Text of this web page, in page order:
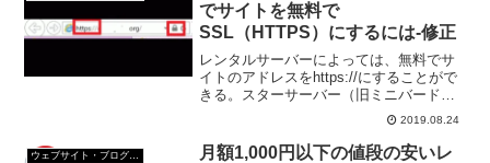
でサイトを無料で
SSL（HTTPS）にするには-修正
レンタルサーバーによっては、無料でサ
イトのアドレスをhttps://にすることがで
きる。スターサーバー（旧ミニバード）
でも無料SSLの扱いがある。スターサー
バー（旧ミニバード）でサイトの無料
SSL化しよう。
2019.08.24
月額1,000円以下の値段の安いレ